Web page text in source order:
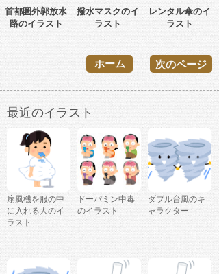
首都圏外郭放水
路のイラスト
撥水マスクのイ
ラスト
レンタル傘のイ
ラスト
次のページ
ホーム
最近のイラスト
扇風機を服の中
に入れる人のイ
ラスト
ドーパミン中毒
のイラスト
ダブル台風のキ
ャラクター